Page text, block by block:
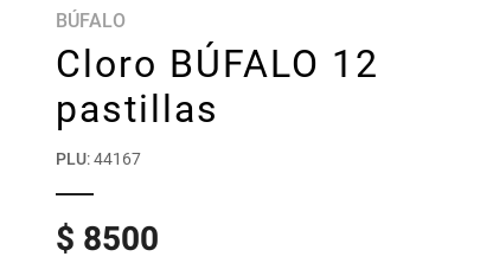
BÚFALO
Cloro BÚFALO 12
pastillas
PLU:44167
$ 8500